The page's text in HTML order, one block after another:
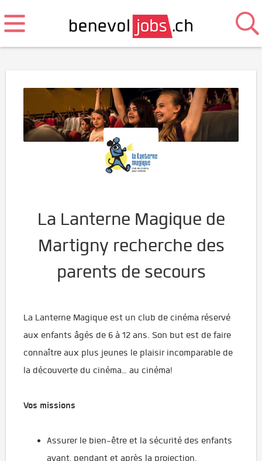
La Lanterne Magique de
Martigny recherche des
parents de secours
La Lanterne Magique est un club de cinéma réservé
aux enfants âgés de 6 à 12 ans. Son but est de faire
connaître aux plus jeunes le plaisir incomparable de
la découverte du cinéma… au cinéma!
Vos missions
Assurer le bien-être et la sécurité des enfants
avant, pendant et après la projection.